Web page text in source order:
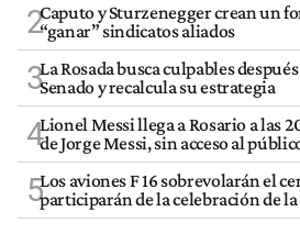
2Caputo y Sturzenegger crean un
“ganar” sindicatos aliados
3La Rosada busca culpables
Senado y recalcula su estrategia
4Lionel Messi llega a Rosario a las
de Jorge Messi, sin acceso al
5Los aviones F 16 sobrevolarán el
participarán de la celebración de